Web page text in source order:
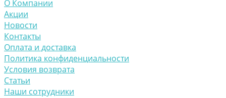
О Компании
Акции
Новости
Контакты
Оплата и доставка
Политика конфиденциальности
Условия возврата
Статьи
Наши сотрудники